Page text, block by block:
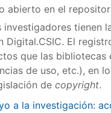
abierto en el
Digital.CSIC. El
que las
de uso, etc.), en
de copyright.
a la investigación: